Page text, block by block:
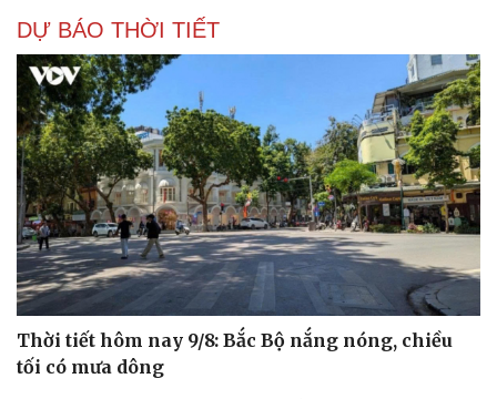
DỰ BÁO THỜI TIẾT
Thời tiết hôm nay 9/8: Bắc Bộ nắng nóng, chiều
tối có mưa dông